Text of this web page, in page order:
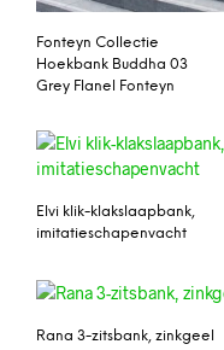
Fonteyn Collectie
Hoekbank Buddha 03
Grey Flanel Fonteyn
Elvi klik-klakslaapbank,
imitatieschapenvacht
Rana 3-zitsbank, zinkgeel